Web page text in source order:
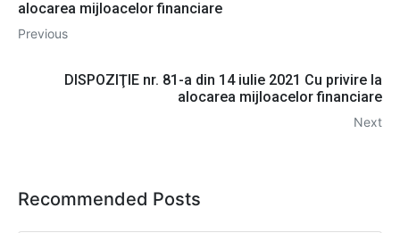
alocarea mijloacelor financiare
Previous
DISPOZIŢIE nr. 81-a din 14 iulie 2021 Cu privire la
alocarea mijloacelor financiare
Next
Recommended Posts